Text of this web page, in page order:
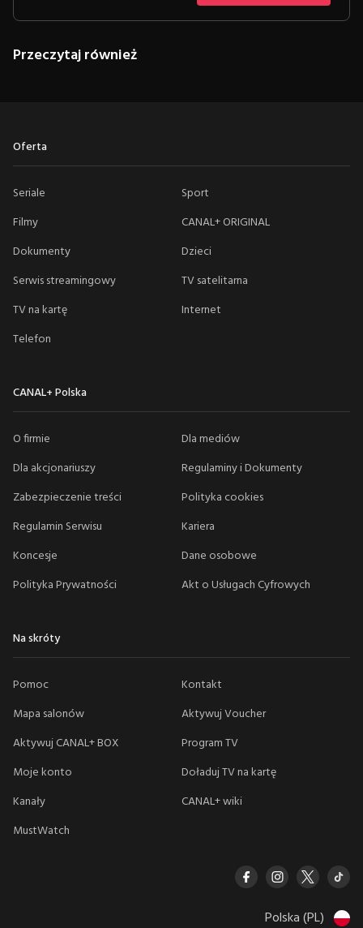
Przeczytaj również
Oferta
Seriale
Sport
Filmy
CANAL+ ORIGINAL
Dokumenty
Dzieci
Serwis streamingowy
TV satelitarna
TV na kartę
Internet
Telefon
CANAL+ Polska
O firmie
Dla mediów
Dla akcjonariuszy
Regulaminy i Dokumenty
Zabezpieczenie treści
Polityka cookies
Regulamin Serwisu
Kariera
Koncesje
Dane osobowe
Polityka Prywatności
Akt o Usługach Cyfrowych
Na skróty
Pomoc
Kontakt
Mapa salonów
Aktywuj Voucher
Aktywuj CANAL+ BOX
Program TV
Moje konto
Doładuj TV na kartę
Kanały
CANAL+ wiki
MustWatch
Polska (PL)